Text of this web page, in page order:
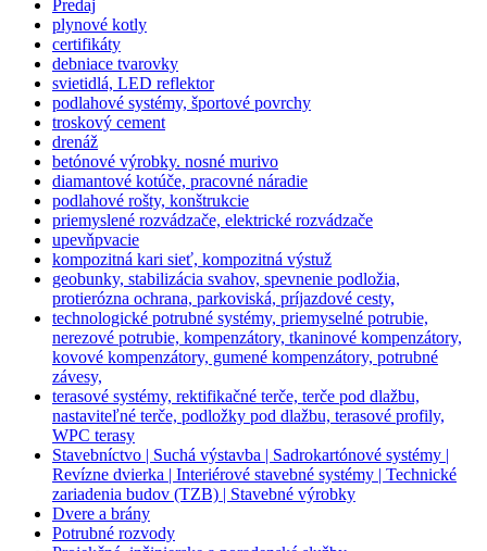
Predaj
plynové kotly
certifikáty
debniace tvarovky
svietidlá, LED reflektor
podlahové systémy, športové povrchy
troskový cement
drenáž
betónové výrobky. nosné murivo
diamantové kotúče, pracovné náradie
podlahové rošty, konštrukcie
priemyslené rozvádzače, elektrické rozvádzače
upevňpvacie
kompozitná kari sieť, kompozitná výstuž
geobunky, stabilizácia svahov, spevnenie podložia,
protierózna ochrana, parkoviská, príjazdové cesty,
technologické potrubné systémy, priemyselné potrubie,
nerezové potrubie, kompenzátory, tkaninové kompenzátory,
kovové kompenzátory, gumené kompenzátory, potrubné
závesy,
terasové systémy, rektifikačné terče, terče pod dlažbu,
nastaviteľné terče, podložky pod dlažbu, terasové profily,
WPC terasy
Stavebníctvo | Suchá výstavba | Sadrokartónové systémy |
Revízne dvierka | Interiérové stavebné systémy | Technické
zariadenia budov (TZB) | Stavebné výrobky
Dvere a brány
Potrubné rozvody